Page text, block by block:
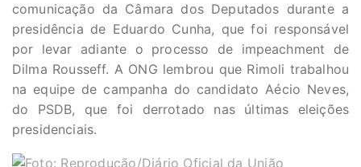
comunicação da Câmara dos Deputados durante a
presidência de Eduardo Cunha, que foi responsável
por levar adiante o processo de impeachment de
Dilma Rousseff. A ONG lembrou que Rimoli trabalhou
na equipe de campanha do candidato Aécio Neves,
do PSDB, que foi derrotado nas últimas eleições
presidenciais.